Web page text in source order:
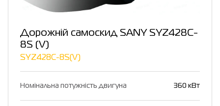
Дорожній самоскид SANY SYZ428C-
8S (V)
SYZ428C-8S(V)
Номінальна потужність двигуна 360 кВт